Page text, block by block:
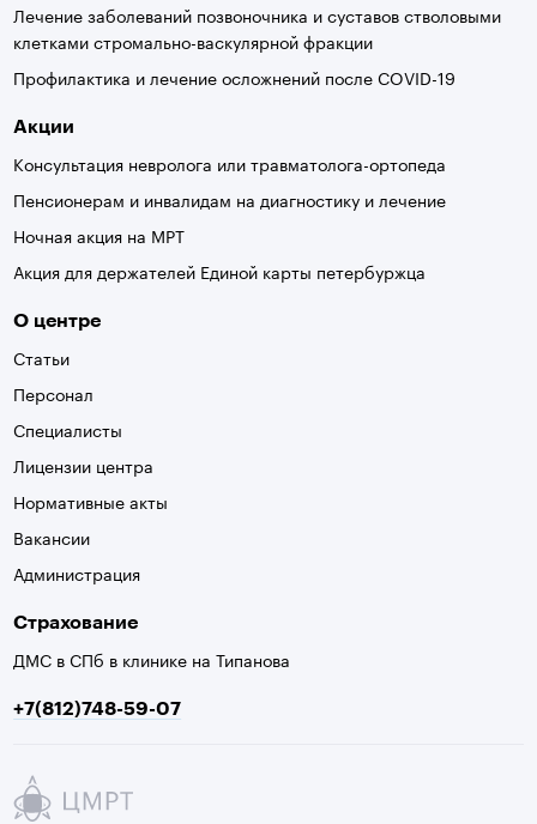
Лечение заболеваний позвоночника и суставов стволовыми
клетками стромально-васкулярной фракции
Профилактика и лечение осложнений после COVID-19
Акции
Консультация невролога или травматолога-ортопеда
Пенсионерам и инвалидам на диагностику и лечение
Ночная акция на МРТ
Акция для держателей Единой карты петербуржца
О центре
Статьи
Персонал
Специалисты
Лицензии центра
Нормативные акты
Вакансии
Администрация
Страхование
ДМС в СПб в клинике на Типанова
+7(812)748-59-07